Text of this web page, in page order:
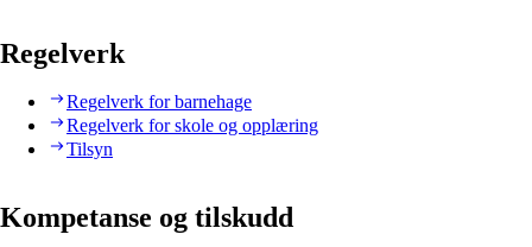
Regelverk
Regelverk for barnehage
Regelverk for skole og opplæring
Tilsyn
Kompetanse og tilskudd